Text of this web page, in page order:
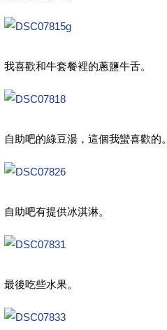
我喜歡和牛套餐裡的蔥鹽牛舌。
自助吧的綠豆湯，這個我蠻喜歡的。
自助吧有提供冰淇淋。
最後吃些水果。